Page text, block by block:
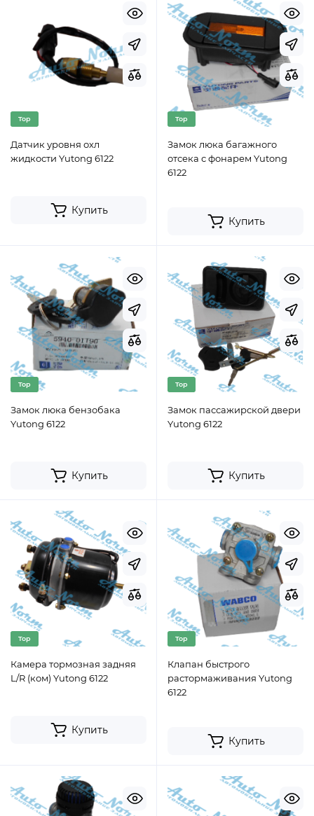
Top
Датчик уровня охл
жидкости Yutong 6122
Купить
Top
Замок люка багажного
отсека с фонарем Yutong
6122
Купить
Top
Замок люка бензобака
Yutong 6122
Купить
Top
Замок пассажирской двери
Yutong 6122
Купить
Top
Камера тормозная задняя
L/R (ком) Yutong 6122
Купить
Top
Клапан быстрого
растормаживания Yutong
6122
Купить